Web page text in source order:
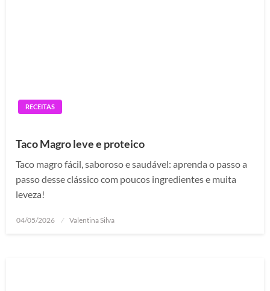
RECEITAS
Taco Magro leve e proteico
Taco magro fácil, saboroso e saudável: aprenda o passo a
passo desse clássico com poucos ingredientes e muita
leveza!
Posted
04/05/2026 Valentina Silva